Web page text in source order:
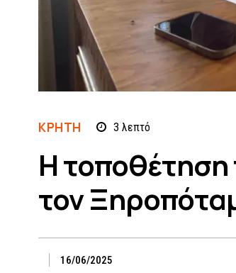
ΚΡΗΤΗ 3 λεπτό
Η τοποθέτηση
τον
16/06/2025